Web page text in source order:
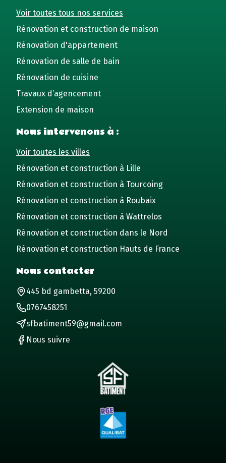
Voir toutes tous nos services
Rénovation et construction de maison
Rénovation d'appartement
Rénovation de salle de bain
Rénovation de cuisine
Travaux d’agencement
Extension de maison
Nous intervenons à :
Voir toutes les villes
Rénovation et construction à Lille
Rénovation et construction à Tourcoing
Rénovation et construction à Roubaix
Rénovation et construction à Wattrelos
Rénovation et construction dans le Nord
Rénovation et construction Hauts de France
Nous contacter
445 bd gambetta, 59200
0767458251
sfbatiment59@gmail.com
Nous suivre